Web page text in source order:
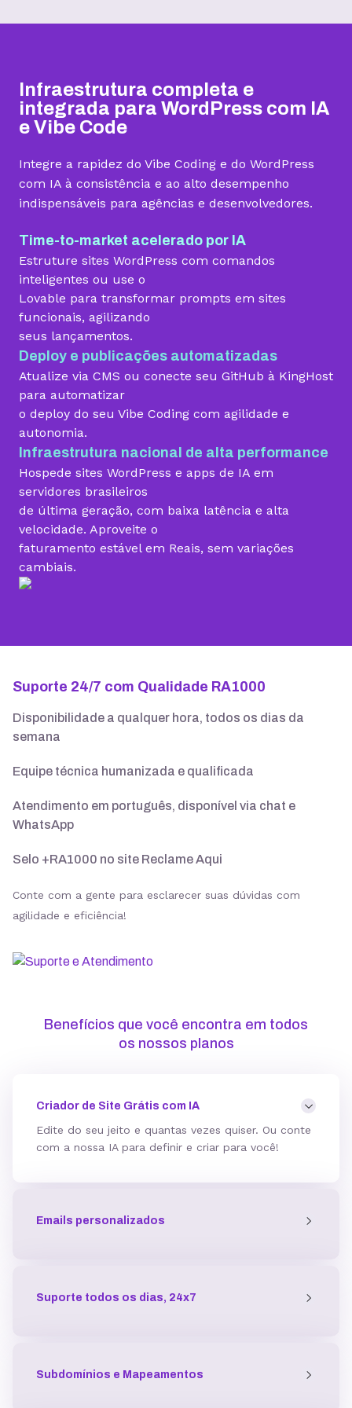
Contratar Contratar
Armazenamento
Quantidade de sites
1 site 3 sites 5 sites
Hospedagem gerenciada para WordPress
Domínio grátis
Migração grátis
Vibe Coding
Criador de Sites grátis
Armazenamento
Suporte 24/7 com especialistas
30 dias para pedir reembolso
SSL ilimitado grátis
Mod_deflate
Proteção contra DDoS
Infraestrutura completa e
integrada para WordPress com IA
e Vibe Code
Integre a rapidez do Vibe Coding e do WordPress
com IA à consistência e ao alto desempenho
indispensáveis para agências e desenvolvedores.
Time-to-market acelerado por IA
Estruture sites WordPress com comandos
inteligentes ou use o
Lovable para transformar prompts em sites
funcionais, agilizando
seus lançamentos.
Deploy e publicações automatizadas
Atualize via CMS ou conecte seu GitHub à KingHost
para automatizar
o deploy do seu Vibe Coding com agilidade e
autonomia.
Infraestrutura nacional de alta performance
Hospede sites WordPress e apps de IA em
servidores brasileiros
de última geração, com baixa latência e alta
velocidade. Aproveite o
faturamento estável em Reais, sem variações
cambiais.
Suporte 24/7 com Qualidade RA1000
Disponibilidade a qualquer hora, todos os dias da
semana
Equipe técnica humanizada e qualificada
Atendimento em português, disponível via chat e
WhatsApp
Selo +RA1000 no site Reclame Aqui
Conte com a gente para esclarecer suas dúvidas com
agilidade e eficiência!
Benefícios que você encontra em todos
os nossos planos
Criador de Site Grátis com IA
Edite do seu jeito e quantas vezes quiser. Ou conte
com a nossa IA para definir e criar para você!
Emails personalizados
Suporte todos os dias, 24x7
Subdomínios e Mapeamentos